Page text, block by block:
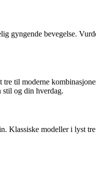
gyngende bevegelse.
til moderne
stil og din hverdag.
Klassiske modeller i lyst